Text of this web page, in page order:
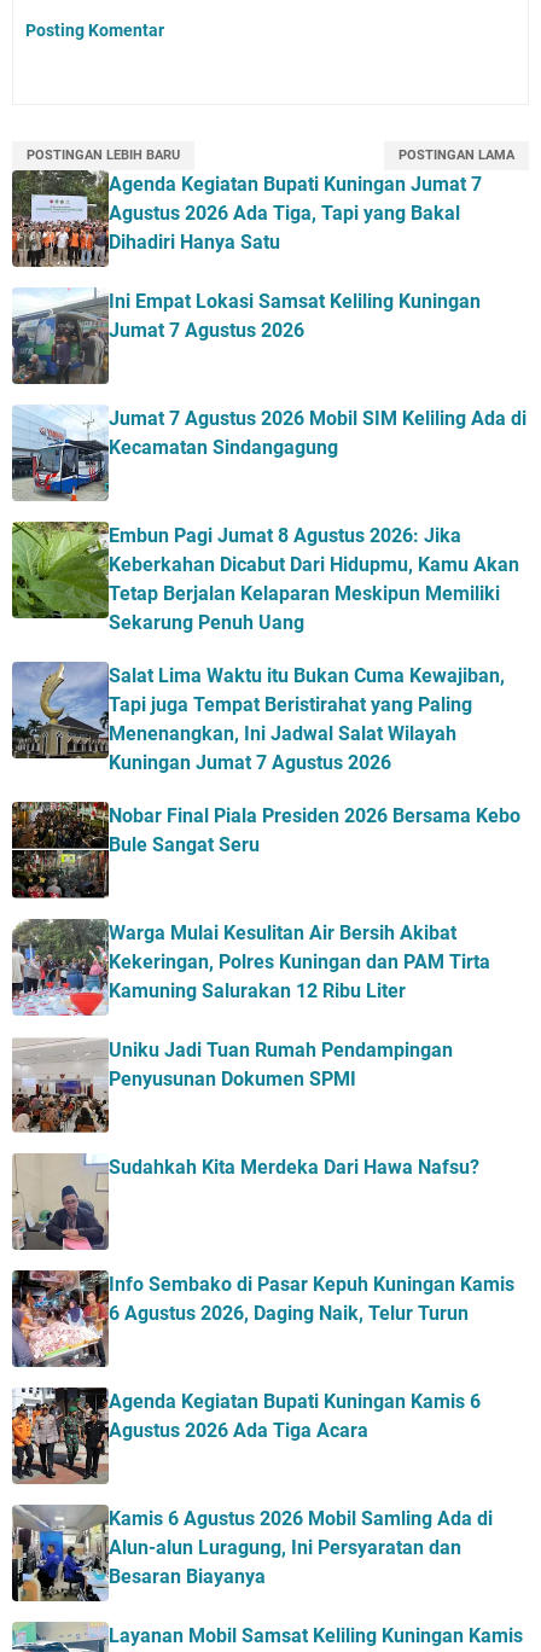
Posting Komentar
POSTINGAN LEBIH BARU POSTINGAN LAMA
Agenda Kegiatan Bupati Kuningan Jumat 7
Agustus 2026 Ada Tiga, Tapi yang Bakal
Dihadiri Hanya Satu
Ini Empat Lokasi Samsat Keliling Kuningan
Jumat 7 Agustus 2026
Jumat 7 Agustus 2026 Mobil SIM Keliling Ada di
Kecamatan Sindangagung
Embun Pagi Jumat 8 Agustus 2026: Jika
Keberkahan Dicabut Dari Hidupmu, Kamu Akan
Tetap Berjalan Kelaparan Meskipun Memiliki
Sekarung Penuh Uang
Salat Lima Waktu itu Bukan Cuma Kewajiban,
Tapi juga Tempat Beristirahat yang Paling
Menenangkan, Ini Jadwal Salat Wilayah
Kuningan Jumat 7 Agustus 2026
Nobar Final Piala Presiden 2026 Bersama Kebo
Bule Sangat Seru
Warga Mulai Kesulitan Air Bersih Akibat
Kekeringan, Polres Kuningan dan PAM Tirta
Kamuning Salurakan 12 Ribu Liter
Uniku Jadi Tuan Rumah Pendampingan
Penyusunan Dokumen SPMI
Sudahkah Kita Merdeka Dari Hawa Nafsu?
Info Sembako di Pasar Kepuh Kuningan Kamis
6 Agustus 2026, Daging Naik, Telur Turun
Agenda Kegiatan Bupati Kuningan Kamis 6
Agustus 2026 Ada Tiga Acara
Kamis 6 Agustus 2026 Mobil Samling Ada di
Alun-alun Luragung, Ini Persyaratan dan
Besaran Biayanya
Layanan Mobil Samsat Keliling Kuningan Kamis